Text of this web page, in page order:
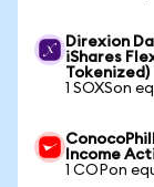
Direxion
iShares
Tokenized)
1 SOXSon
Income
1 COPon